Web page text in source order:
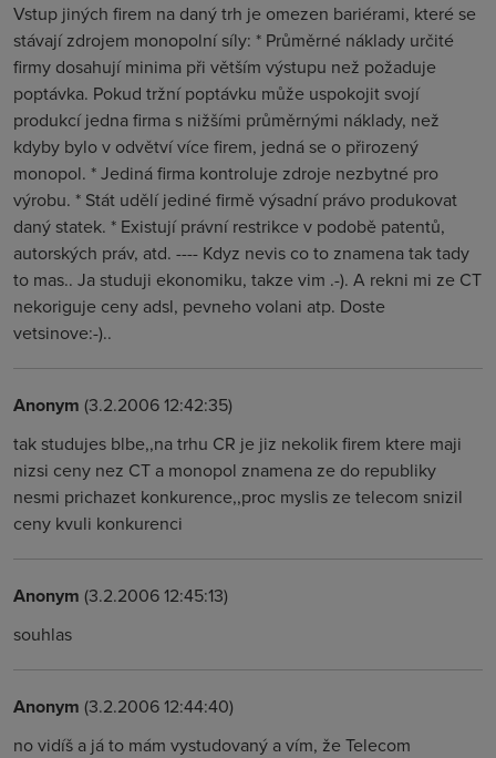
Vstup jiných firem na daný trh je omezen bariérami, které se
stávají zdrojem monopolní síly: * Průměrné náklady určité
firmy dosahují minima při větším výstupu než požaduje
poptávka. Pokud tržní poptávku může uspokojit svojí
produkcí jedna firma s nižšími průměrnými náklady, než
kdyby bylo v odvětví více firem, jedná se o přirozený
monopol. * Jediná firma kontroluje zdroje nezbytné pro
výrobu. * Stát udělí jediné firmě výsadní právo produkovat
daný statek. * Existují právní restrikce v podobě patentů,
autorských práv, atd. ---- Kdyz nevis co to znamena tak tady
to mas.. Ja studuji ekonomiku, takze vim .-). A rekni mi ze CT
nekoriguje ceny adsl, pevneho volani atp. Doste
vetsinove:-)..
Anonym (3.2.2006 12:42:35)
tak studujes blbe,,na trhu CR je jiz nekolik firem ktere maji
nizsi ceny nez CT a monopol znamena ze do republiky
nesmi prichazet konkurence,,proc myslis ze telecom snizil
ceny kvuli konkurenci
Anonym (3.2.2006 12:45:13)
souhlas
Anonym (3.2.2006 12:44:40)
no vidíš a já to mám vystudovaný a vím, že Telecom